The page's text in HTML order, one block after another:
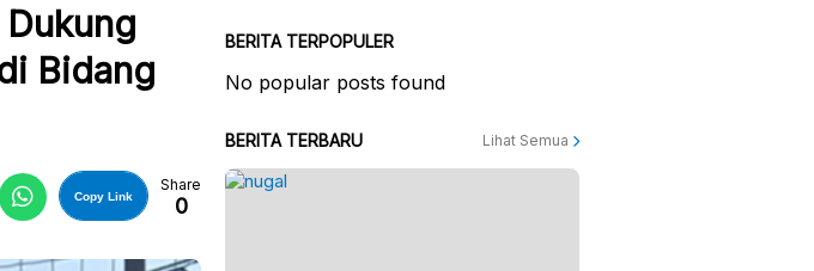
Bidang
Copy Link
Share
0
BERITA TERPOPULER
No popular posts found
BERITA TERBARU Lihat Semua